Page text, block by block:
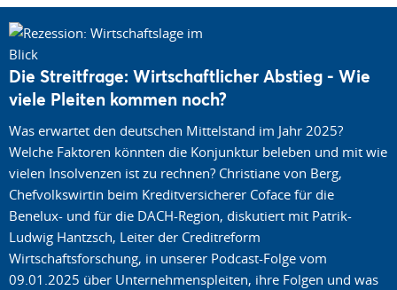
Die Streitfrage: Wirtschaftlicher Abstieg - Wie
viele Pleiten kommen noch?
Was erwartet den deutschen Mittelstand im Jahr 2025?
Welche Faktoren könnten die Konjunktur beleben und mit wie
vielen Insolvenzen ist zu rechnen? Christiane von Berg,
Chefvolkswirtin beim Kreditversicherer Coface für die
Benelux- und für die DACH-Region, diskutiert mit Patrik-
Ludwig Hantzsch, Leiter der Creditreform
Wirtschaftsforschung, in unserer Podcast-Folge vom
09.01.2025 über Unternehmenspleiten, ihre Folgen und was